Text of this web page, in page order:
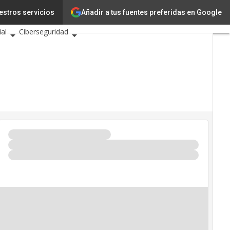
Añadir a tus fuentes preferidas en Google
servicios
Ciencia
Ciberseguridad